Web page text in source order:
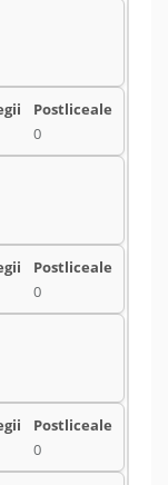
0
0
0